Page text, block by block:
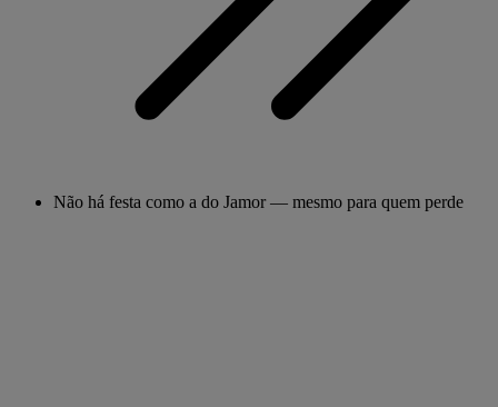
Não há festa como a do Jamor — mesmo para quem perde